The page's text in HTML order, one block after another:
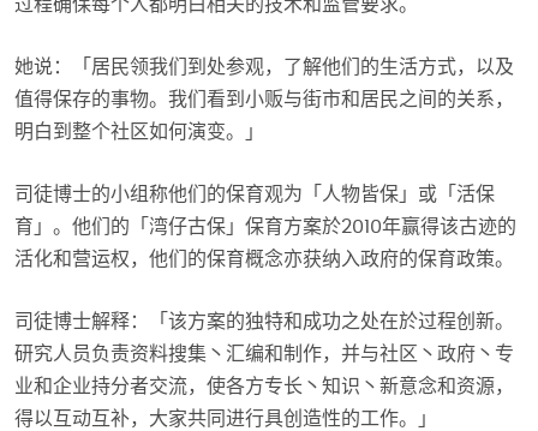
过程确保每个人都明白相关的技术和监管要求。
她说：「居民领我们到处参观，了解他们的生活方式，以及
值得保存的事物。我们看到小贩与街市和居民之间的关系，
明白到整个社区如何演变。」
司徒博士的小组称他们的保育观为「人物皆保」或「活保
育」。他们的「湾仔古保」保育方案於2010年赢得该古迹的
活化和营运权，他们的保育概念亦获纳入政府的保育政策。
司徒博士解释：「该方案的独特和成功之处在於过程创新。
研究人员负责资料搜集丶汇编和制作，并与社区丶政府丶专
业和企业持分者交流，使各方专长丶知识丶新意念和资源，
得以互动互补，大家共同进行具创造性的工作。」